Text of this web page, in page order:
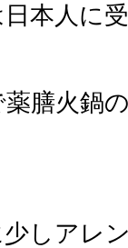
本人に
膳火鍋
しアレ